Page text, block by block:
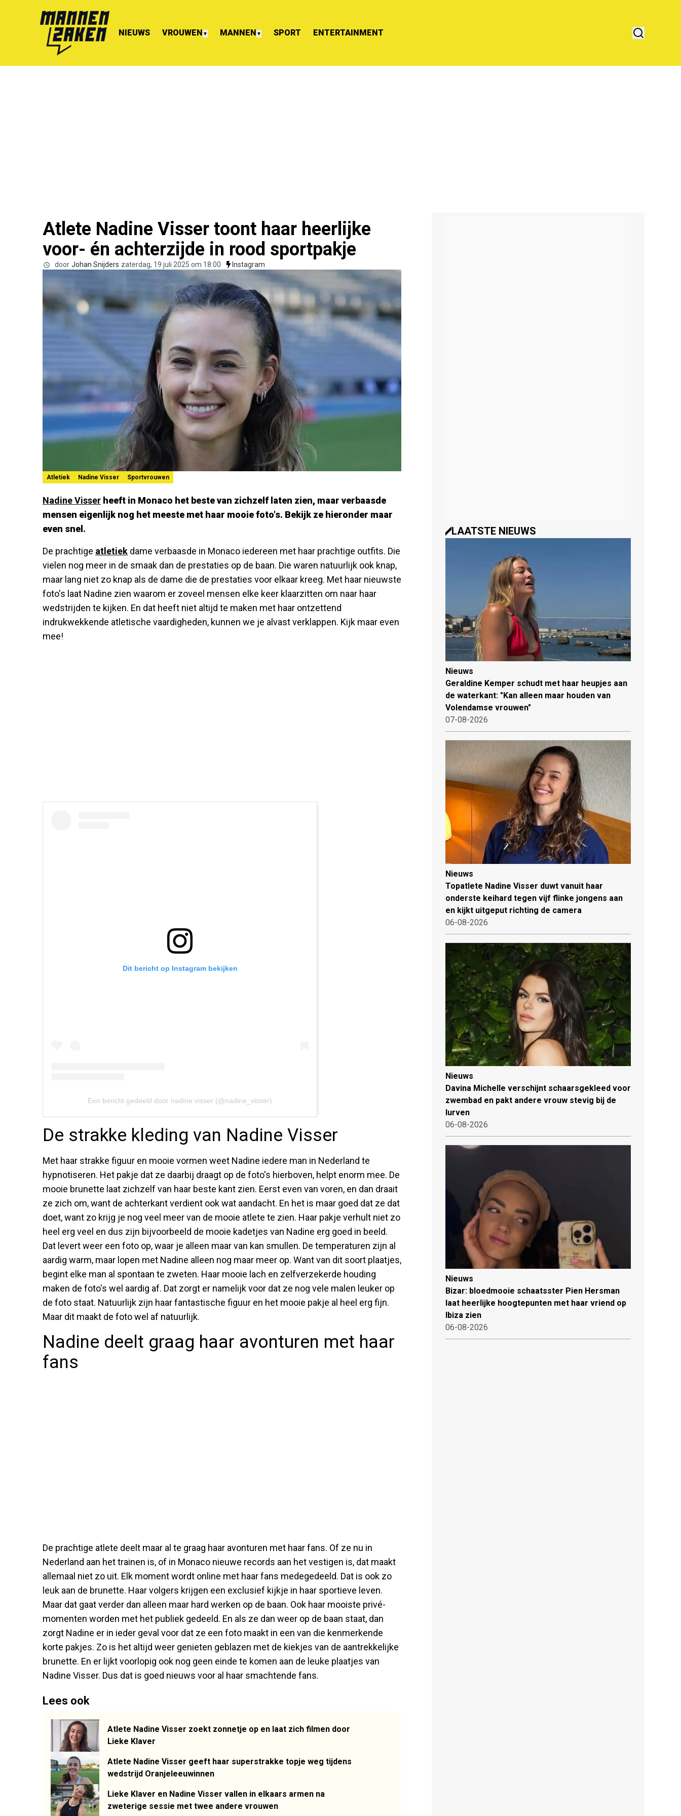
NIEUWS VROUWEN ▼ MANNEN ▼ SPORT ENTERTAINMENT
Atlete Nadine Visser toont haar heerlijke
voor- én achterzijde in rood sportpakje
door Johan Snijders zaterdag, 19 juli 2025 om 18:00 Instagram
Atletiek Nadine Visser Sportvrouwen
Nadine Visser heeft in Monaco het beste van zichzelf laten zien, maar verbaasde
mensen eigenlijk nog het meeste met haar mooie foto's. Bekijk ze hieronder maar
even snel.
De prachtige atletiek dame verbaasde in Monaco iedereen met haar prachtige outfits. Die
vielen nog meer in de smaak dan de prestaties op de baan. Die waren natuurlijk ook knap,
maar lang niet zo knap als de dame die de prestaties voor elkaar kreeg. Met haar nieuwste
foto's laat Nadine zien waarom er zoveel mensen elke keer klaarzitten om naar haar
wedstrijden te kijken. En dat heeft niet altijd te maken met haar ontzettend
indrukwekkende atletische vaardigheden, kunnen we je alvast verklappen. Kijk maar even
mee!
Dit bericht op Instagram bekijken
Een bericht gedeeld door nadine visser (@nadine_visser)
De strakke kleding van Nadine Visser
Met haar strakke figuur en mooie vormen weet Nadine iedere man in Nederland te
hypnotiseren. Het pakje dat ze daarbij draagt op de foto's hierboven, helpt enorm mee. De
mooie brunette laat zichzelf van haar beste kant zien. Eerst even van voren, en dan draait
ze zich om, want de achterkant verdient ook wat aandacht. En het is maar goed dat ze dat
doet, want zo krijg je nog veel meer van de mooie atlete te zien. Haar pakje verhult niet zo
heel erg veel en dus zijn bijvoorbeeld de mooie kadetjes van Nadine erg goed in beeld.
Dat levert weer een foto op, waar je alleen maar van kan smullen. De temperaturen zijn al
aardig warm, maar lopen met Nadine alleen nog maar meer op. Want van dit soort plaatjes,
begint elke man al spontaan te zweten. Haar mooie lach en zelfverzekerde houding
maken de foto's wel aardig af. Dat zorgt er namelijk voor dat ze nog vele malen leuker op
de foto staat. Natuurlijk zijn haar fantastische figuur en het mooie pakje al heel erg fijn.
Maar dit maakt de foto wel af natuurlijk.
Nadine deelt graag haar avonturen met haar
fans
De prachtige atlete deelt maar al te graag haar avonturen met haar fans. Of ze nu in
Nederland aan het trainen is, of in Monaco nieuwe records aan het vestigen is, dat maakt
allemaal niet zo uit. Elk moment wordt online met haar fans medegedeeld. Dat is ook zo
leuk aan de brunette. Haar volgers krijgen een exclusief kijkje in haar sportieve leven.
Maar dat gaat verder dan alleen maar hard werken op de baan. Ook haar mooiste privé-
momenten worden met het publiek gedeeld. En als ze dan weer op de baan staat, dan
zorgt Nadine er in ieder geval voor dat ze een foto maakt in een van die kenmerkende
korte pakjes. Zo is het altijd weer genieten geblazen met de kiekjes van de aantrekkelijke
brunette. En er lijkt voorlopig ook nog geen einde te komen aan de leuke plaatjes van
Nadine Visser. Dus dat is goed nieuws voor al haar smachtende fans.
Lees ook
Atlete Nadine Visser zoekt zonnetje op en laat zich filmen door
Lieke Klaver
Atlete Nadine Visser geeft haar superstrakke topje weg tijdens
wedstrijd Oranjeleeuwinnen
Lieke Klaver en Nadine Visser vallen in elkaars armen na
zweterige sessie met twee andere vrouwen
LAATSTE NIEUWS
Nieuws
Geraldine Kemper schudt met haar heupjes aan
de waterkant: "Kan alleen maar houden van
Volendamse vrouwen"
07-08-2026
Nieuws
Topatlete Nadine Visser duwt vanuit haar
onderste keihard tegen vijf flinke jongens aan
en kijkt uitgeput richting de camera
06-08-2026
Nieuws
Davina Michelle verschijnt schaarsgekleed voor
zwembad en pakt andere vrouw stevig bij de
lurven
06-08-2026
Nieuws
Bizar: bloedmooie schaatsster Pien Hersman
laat heerlijke hoogtepunten met haar vriend op
Ibiza zien
06-08-2026